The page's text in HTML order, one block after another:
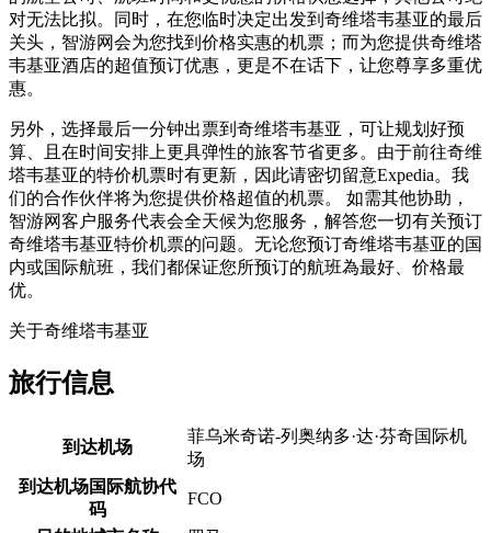
对无法比拟。同时，在您临时决定出发到奇维塔韦基亚的最后
关头，智游网会为您找到价格实惠的机票；而为您提供奇维塔
韦基亚酒店的超值预订优惠，更是不在话下，让您尊享多重优
惠。
另外，选择最后一分钟出票到奇维塔韦基亚，可让规划好预
算、且在时间安排上更具弹性的旅客节省更多。由于前往奇维
塔韦基亚的特价机票时有更新，因此请密切留意Expedia。我
们的合作伙伴将为您提供价格超值的机票。 如需其他协助，
智游网客户服务代表会全天候为您服务，解答您一切有关预订
奇维塔韦基亚特价机票的问题。无论您预订奇维塔韦基亚的国
内或国际航班，我们都保证您所预订的航班為最好、价格最
优。
关于奇维塔韦基亚
旅行信息
到达机场
菲乌米奇诺-列奥纳多·达·芬奇国际机
场
到达机场国际航协代
码
FCO